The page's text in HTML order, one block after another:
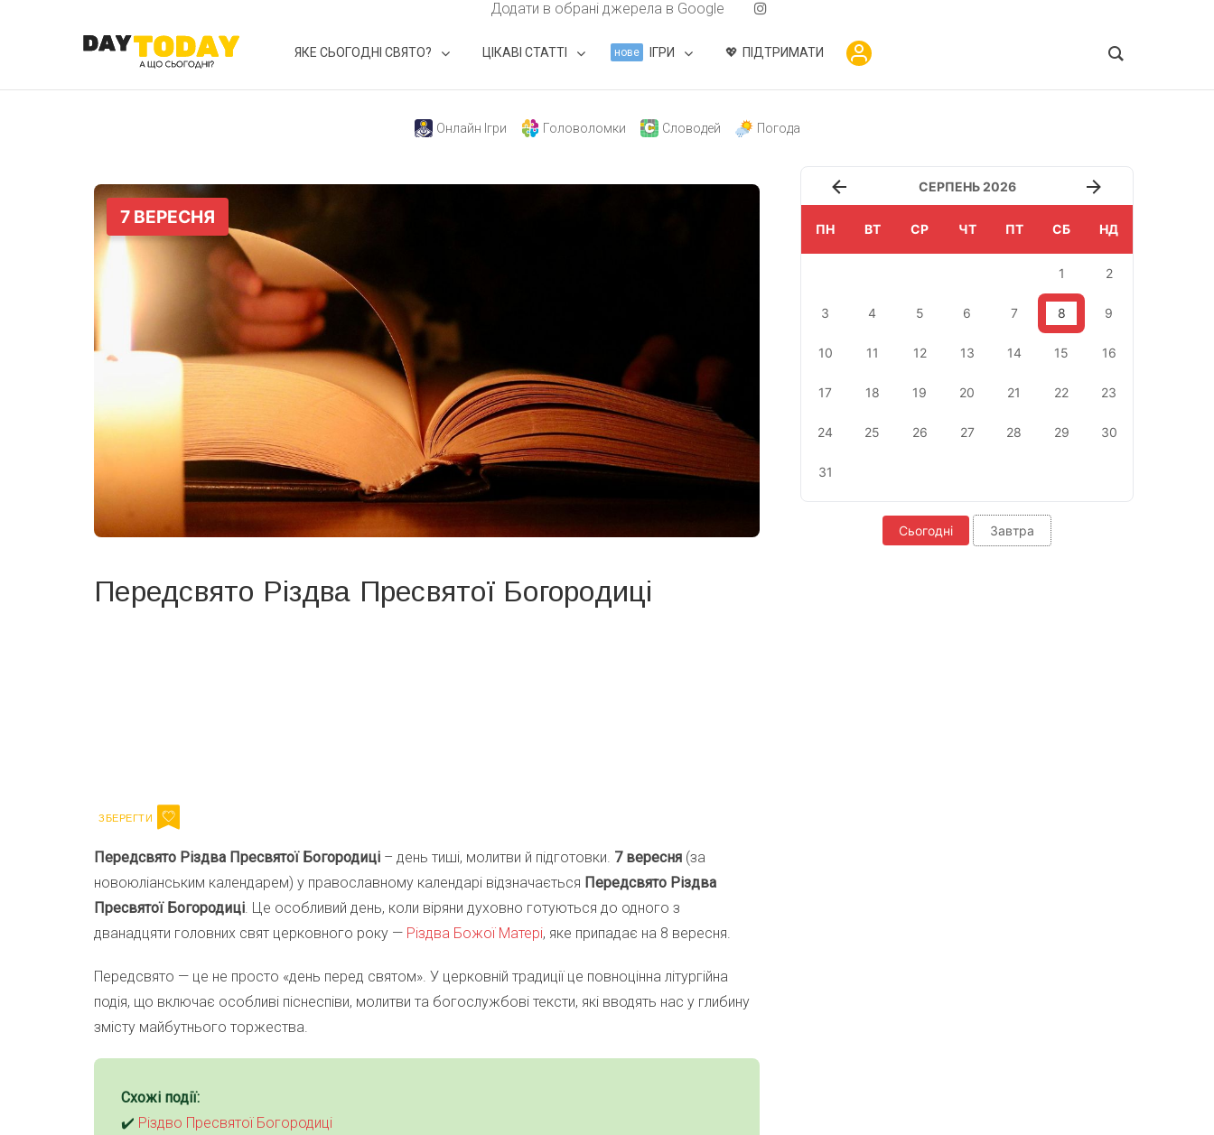
Додати в обрані джерела в Google
ЯКЕ СЬОГОДНІ СВЯТО? ЦІКАВІ СТАТТІ нове ІГРИ ПІДТРИМАТИ
Онлайн Ігри Головоломки Словодей Погода
Передсвято Різдва Пресвятої Богородиці
Передсвято Різдва Пресвятої Богородиці – день тиші, молитви й підготовки. 7 вересня (за
новоюліанським календарем) у православному календарі відзначається Передсвято Різдва
Пресвятої Богородиці. Це особливий день, коли віряни духовно готуються до одного з
дванадцяти головних свят церковного року — Різдва Божої Матері, яке припадає на 8 вересня.
Передсвято — це не просто «день перед святом». У церковній традиції це повноцінна літургійна
подія, що включає особливі піснеспіви, молитви та богослужбові тексти, які вводять нас у глибину
змісту майбутнього торжества.
Схожі події:
✔️ Різдво Пресвятої Богородиці
СЕРПЕНЬ 2026
ПН ВТ СР ЧТ ПТ СБ НД
1 2
3 4 5 6 7 8 9
10 11 12 13 14 15 16
17 18 19 20 21 22 23
24 25 26 27 28 29 30
31
Сьогодні Завтра